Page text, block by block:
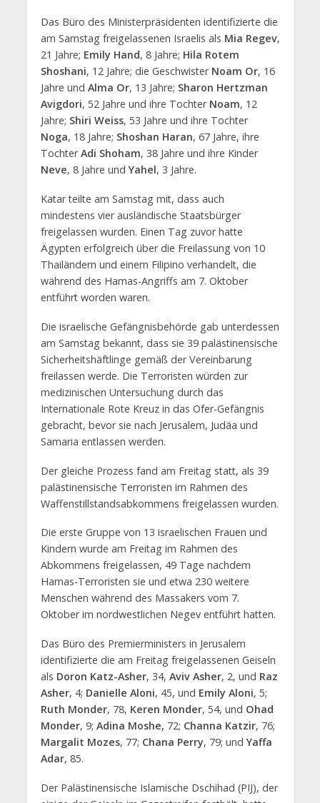
Das Büro des Ministerpräsidenten identifizierte die
am Samstag freigelassenen Israelis als Mia Regev,
21 Jahre; Emily Hand, 8 Jahre; Hila Rotem
Shoshani, 12 Jahre; die Geschwister Noam Or, 16
Jahre und Alma Or, 13 Jahre; Sharon Hertzman
Avigdori, 52 Jahre und ihre Tochter Noam, 12
Jahre; Shiri Weiss, 53 Jahre und ihre Tochter
Noga, 18 Jahre; Shoshan Haran, 67 Jahre, ihre
TochterAdi Shoham, 38 Jahre und ihre Kinder
Neve, 8 Jahre undYahel, 3 Jahre.
Katar teilte am Samstag mit, dass auch
mindestens vier ausländische Staatsbürger
freigelassen wurden. Einen Tag zuvor hatte
Ägypten erfolgreich über die Freilassung von 10
Thailändern und einem Filipino verhandelt, die
während des Hamas-Angriffs am 7. Oktober
entführt worden waren.
Die israelische Gefängnisbehörde gab unterdessen
am Samstag bekannt, dass sie 39 palästinensische
Sicherheitshäftlinge gemäß der Vereinbarung
freilassen werde. Die Terroristen würden zur
medizinischen Untersuchung durch das
Internationale Rote Kreuz in das Ofer-Gefängnis
gebracht, bevor sie nach Jerusalem, Judäa und
Samaria entlassen werden.
Der gleiche Prozess fand am Freitag statt, als 39
palästinensische Terroristen im Rahmen des
Waffenstillstandsabkommens freigelassen wurden.
Die erste Gruppe von 13 israelischen Frauen und
Kindern wurde am Freitag im Rahmen des
Abkommens freigelassen, 49 Tage nachdem
Hamas-Terroristen sie und etwa 230 weitere
Menschen während des Massakers vom 7.
Oktober im nordwestlichen Negev entführt hatten.
Das Büro des Premierministers in Jerusalem
identifizierte die am Freitag freigelassenen Geiseln
als Doron Katz-Asher, 34, Aviv Asher, 2, und Raz
Asher, 4; Danielle Aloni, 45, und Emily Aloni, 5;
Ruth Monder, 78, Keren Monder, 54, und Ohad
Monder, 9; Adina Moshe, 72; Channa Katzir, 76;
Margalit Mozes, 77; Chana Perry, 79; undYaffa
Adar, 85.
Der Palästinensische Islamische Dschihad (PIJ), der